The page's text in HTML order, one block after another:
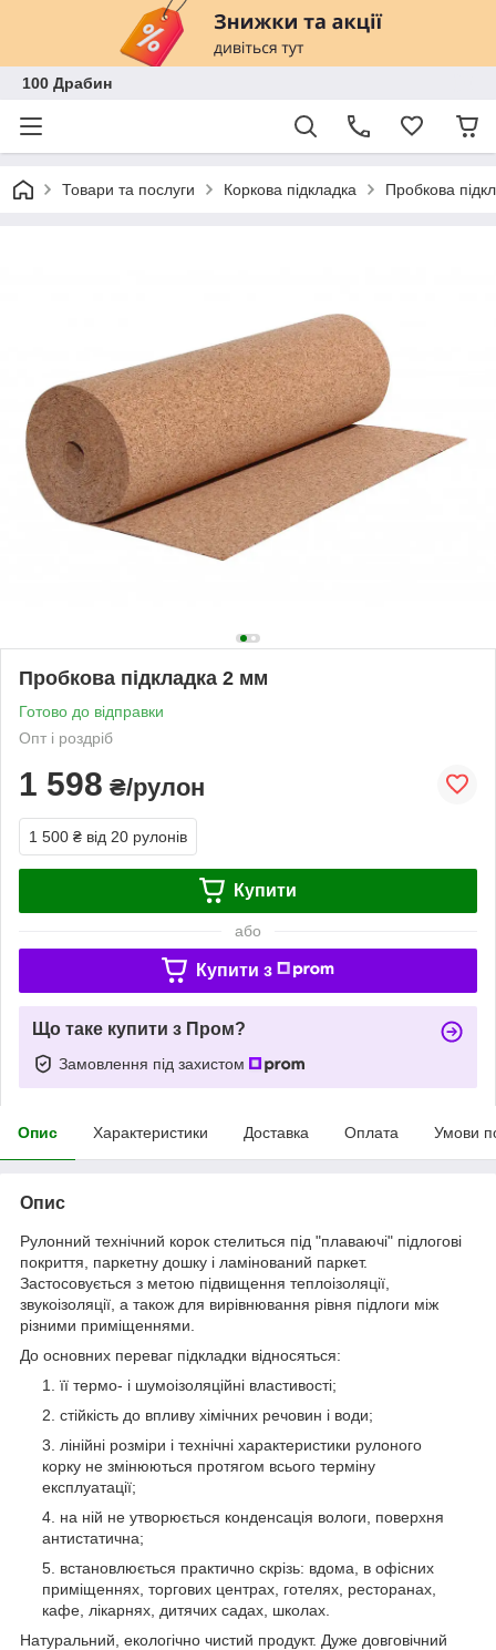
100 Драбин
Товари та послуги Коркова підкладка Пробкова
Пробкова підкладка 2 мм
Готово до відправки
Опт і роздріб
1 598 ₴/рулон
1 500 ₴ від 20 рулонів
Купити
або
Купити з
Що таке купити з Пром?
Замовлення під захистом
Опис Характеристики Доставка Оплата Умови
Опис
Рулонний технічний корок стелиться під "плаваючі" підлогові
покриття, паркетну дошку і ламінований паркет.
Застосовується з метою підвищення теплоізоляції,
звукоізоляції, а також для вирівнювання рівня підлоги між
різними приміщеннями.
До основних переваг підкладки відносяться:
її термо- і шумоізоляційні властивості;
стійкість до впливу хімічних речовин і води;
лінійні розміри і технічні характеристики рулоного
корку не змінюються протягом всього терміну
експлуатації;
на ній не утворюється конденсація вологи, поверхня
антистатична;
встановлюється практично скрізь: вдома, в офісних
приміщеннях, торгових центрах, готелях, ресторанах,
кафе, лікарнях, дитячих садах, школах.
Натуральний, екологічно чистий продукт. Дуже довговічний